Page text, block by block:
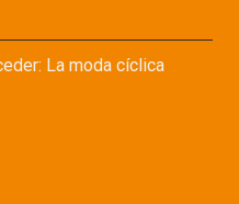
La moda cíclica